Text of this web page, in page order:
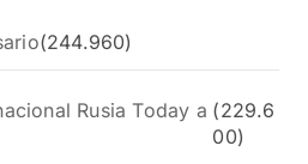
(244.960)
Rusia Today a (229.6
00)